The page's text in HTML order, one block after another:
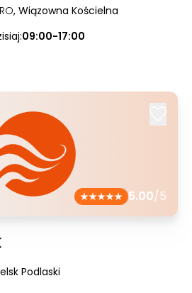
, Wiązowna Kościelna
09:00-17:00
5.00/5
Podlaski